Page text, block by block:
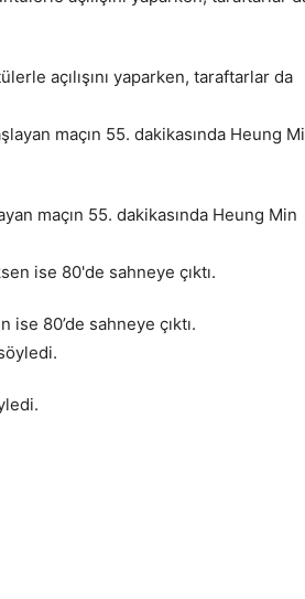
açılışını yaparken, taraftarlar da
maçın 55. dakikasında Heung Min
80’de sahneye çıktı.